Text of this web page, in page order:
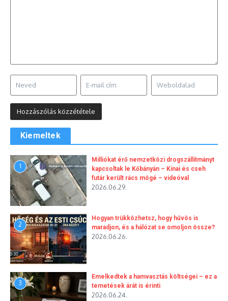
Kiemeltek
1
Milliókat érő nemzetközi drogszállítmányt
kapcsoltak le Kőbányán – Kínai és cseh
futár került rács mögé – videóval
2026.06.29.
2
Hogyan trükközhetsz, hogy hűvös is
maradjon, és a hálózat se omoljon össze?
2026.06.26.
3
Emelkedtek a hamvasztás költségei – ez a
temetések árát is érinti
2026.06.24.